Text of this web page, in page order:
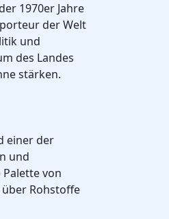
1970er Jahre
der Welt
und
des Landes
stärken.
einer der
und
von
Rohstoffe